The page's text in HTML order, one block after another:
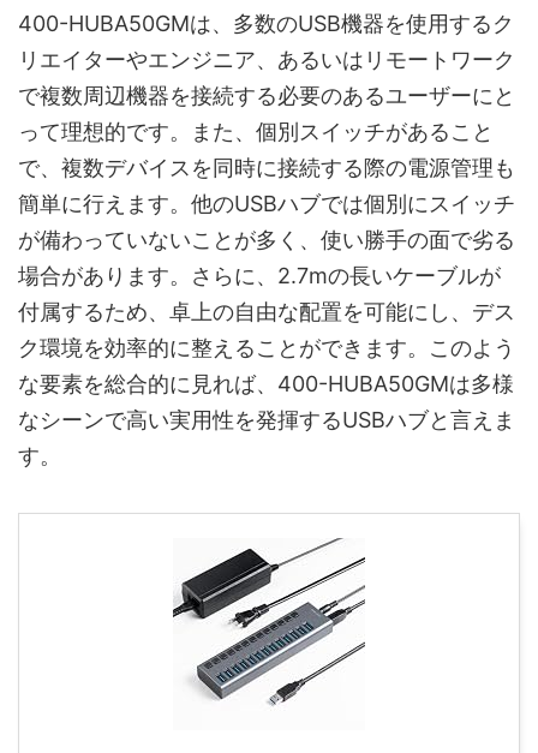
400-HUBA50GMは、多数のUSB機器を使用するク
リエイターやエンジニア、あるいはリモートワーク
で複数周辺機器を接続する必要のあるユーザーにと
って理想的です。また、個別スイッチがあること
で、複数デバイスを同時に接続する際の電源管理も
簡単に行えます。他のUSBハブでは個別にスイッチ
が備わっていないことが多く、使い勝手の面で劣る
場合があります。さらに、2.7mの長いケーブルが
付属するため、卓上の自由な配置を可能にし、デス
ク環境を効率的に整えることができます。このよう
な要素を総合的に見れば、400-HUBA50GMは多様
なシーンで高い実用性を発揮するUSBハブと言えま
す。